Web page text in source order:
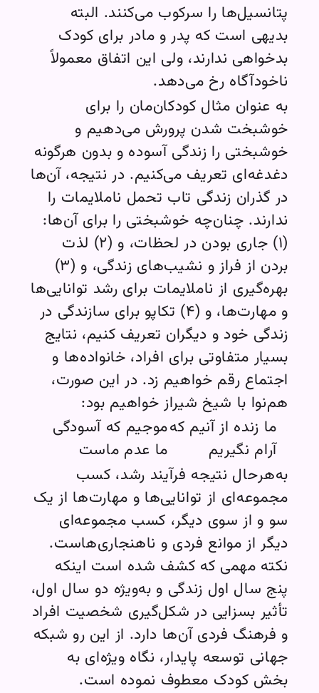
پتانسیل‌ها را سرکوب می‌کنند. البته
بدیهی است که پدر و مادر برای کودک
بدخواهی ندارند، ولی این اتفاق معمولاً
ناخودآگاه رخ می‌دهد.
به عنوان مثال کودکان‌مان را برای
خوشبخت شدن پرورش می‌دهیم و
خوشبختی را زندگی آسوده و بدون هرگونه
دغدغه‌ای تعریف می‌کنیم. در نتیجه، آن‌ها
در گذران زندگی تاب تحمل ناملایمات را
ندارند. چنان‌چه خوشبختی را برای آن‌ها:
(۱) جاری بودن در لحظات، و (۲) لذت
بردن از فراز و نشیب‌های زندگی، و (۳)
بهره‌گیری از ناملایمات برای رشد توانایی‌ها
و مهارت‌ها، و (۴) تکاپو برای سازندگی در
زندگی خود و دیگران تعریف کنیم، نتایج
بسیار متفاوتی برای افراد، خانواده‌ها و
اجتماع رقم خواهیم زد. در این صورت،
هم‌نوا با شیخ شیراز خواهیم بود:
ما زنده از آنیم که
آرام نگیریم
موجیم که آسودگی
ما عدم ماست
به‌هر‌حال نتیجه فرآیند رشد، کسب
مجموعه‌ای از توانایی‌ها و مهارت‌ها از یک
سو و از سوی دیگر، کسب مجموعه‌ای
دیگر از موانع فردی و ناهنجاری‌هاست.
نکته مهمی که کشف شده است اینکه
پنج سال اول زندگی و به‌ویژه دو سال اول،
تأثیر بسزایی در شکل‌گیری شخصیت افراد
و فرهنگ فردی آن‌ها دارد. از این ‌رو شبکه
جهانی توسعه پایدار، نگاه ویژه‌ای به
بخش کودک معطوف نموده است.